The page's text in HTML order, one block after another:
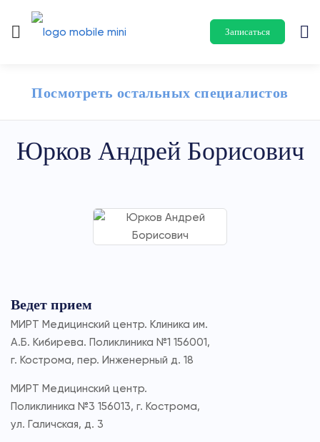
Записаться
Посмотреть остальных специалистов
Юрков Андрей Борисович
Ведет прием
МИРТ Медицинский центр. Клиника им.
А.Б. Кибирева. Поликлиника №1 156001,
г. Кострома, пер. Инженерный д. 18
МИРТ Медицинский центр.
Поликлиника №3 156013, г. Кострома,
ул. Галичская, д. 3